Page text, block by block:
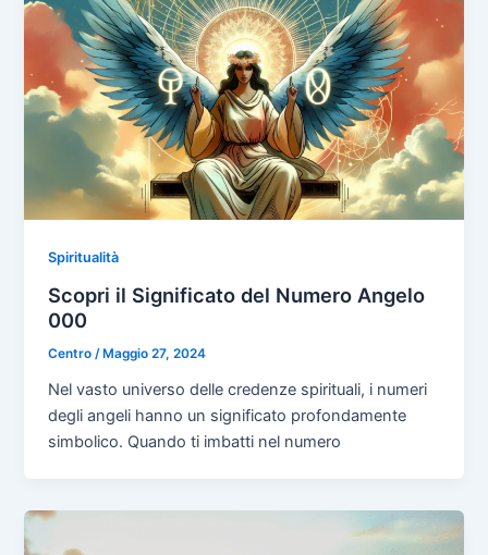
Spiritualità
Scopri il Significato del Numero Angelo
000
Centro/ Maggio 27, 2024
Nel vasto universo delle credenze spirituali, i numeri
degli angeli hanno un significato profondamente
simbolico. Quando ti imbatti nel numero